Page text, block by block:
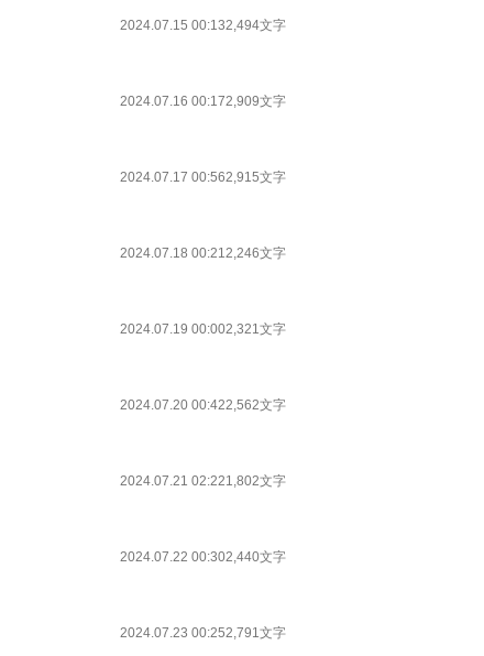
2024.07.15 00:132,494文字
2024.07.16 00:172,909文字
2024.07.17 00:562,915文字
2024.07.18 00:212,246文字
2024.07.19 00:002,321文字
2024.07.20 00:422,562文字
2024.07.21 02:221,802文字
2024.07.22 00:302,440文字
2024.07.23 00:252,791文字